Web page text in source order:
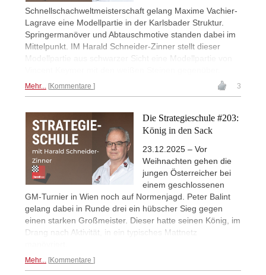
Schnellschachweltmeisterschaft gelang Maxime Vachier-
Lagrave eine Modellpartie in der Karlsbader Struktur.
Springermanöver und Abtauschmotive standen dabei im
Mittelpunkt. IM Harald Schneider-Zinner stellt dieser
Modellpartie aus schwarzer Sicht eine Modellpartie von
Mehr... Kommentare 3
Die Strategieschule #203:
König in den Sack
23.12.2025 – Vor
Weihnachten gehen die
jungen Österreicher bei
einem geschlossenen
GM-Turnier in Wien noch auf Normenjagd. Peter Balint
gelang dabei in Runde drei ein hübscher Sieg gegen
einen starken Großmeister. Dieser hatte seinen König, im
Drang nach Aktivität, in ein typisches Mattnetz
Mehr... Kommentare